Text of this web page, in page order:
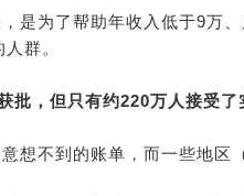
是为了帮助年收入低于9万
群。
批，但只有约220万人接受了
想不到的账单，而一些地区